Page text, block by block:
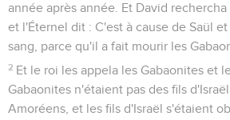
année après année. Et David rechercha
et l'Éternel dit : C'est à cause de Saül
sang, parce qu'il a fait mourir les
2 Et le roi les appela les Gabaonites et
Gabaonites n'étaient pas des fils
Amoréens, et les fils d'Israël s'étaient